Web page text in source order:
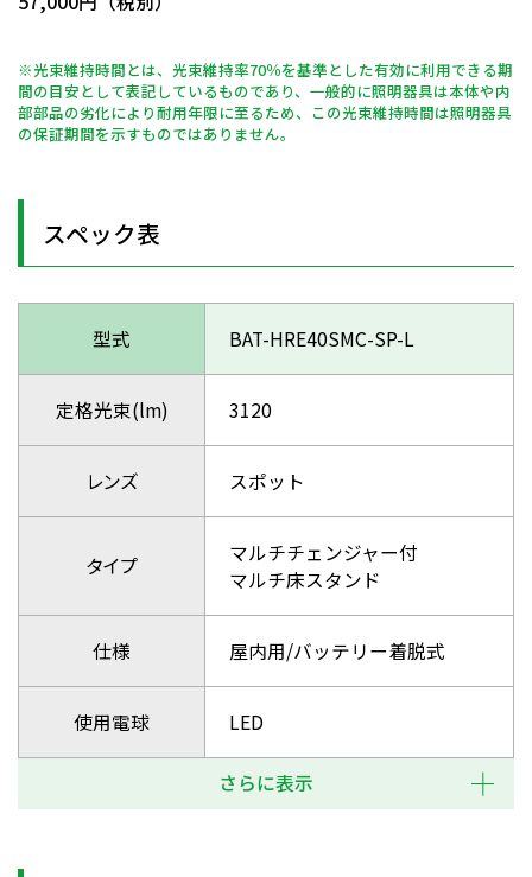
※光束維持時間とは、光束維持率70％を基準とした有効に利用できる期
間の目安として表記しているものであり、一般的に照明器具は本体や内
部部品の劣化により耐用年限に至るため、この光束維持時間は照明器具
の保証期間を示すものではありません。
スペック表
型式 BAT-HRE40SMC-SP-L
定格光束(lm) 3120
レンズ スポット
タイプ
マルチチェンジャー付
マルチ床スタンド
仕様 屋内用/バッテリー着脱式
使用電球 LED
さらに表示